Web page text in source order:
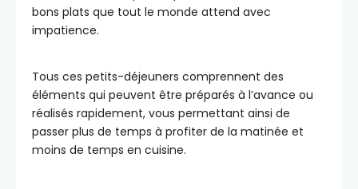
bons plats que tout le monde attend avec
impatience.
Tous ces petits-déjeuners comprennent des
éléments qui peuvent être préparés à l’avance ou
réalisés rapidement, vous permettant ainsi de
passer plus de temps à profiter de la matinée et
moins de temps en cuisine.